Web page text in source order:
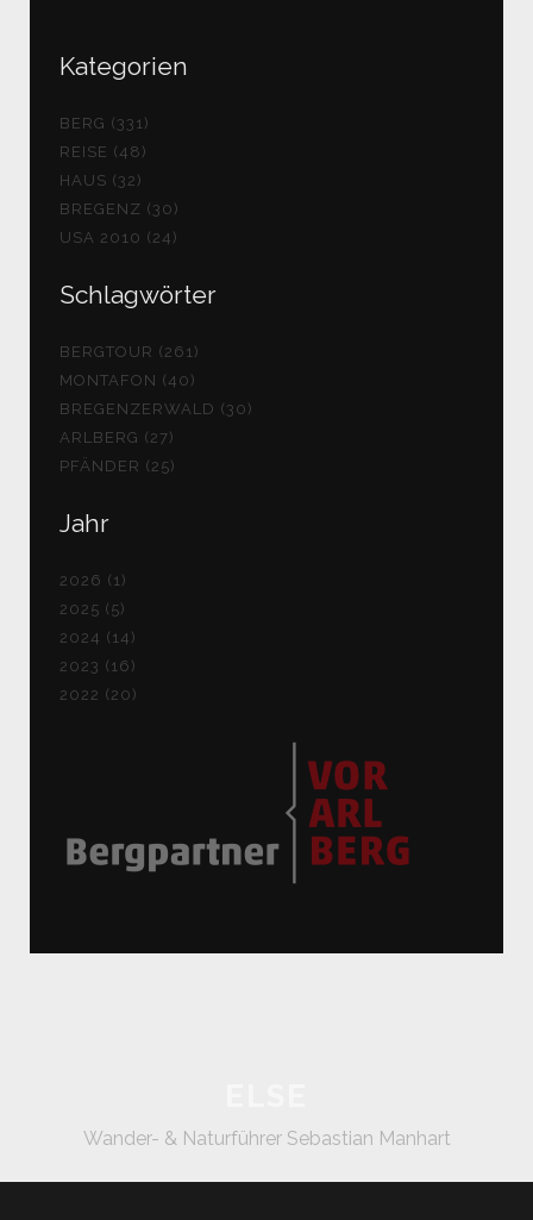
Kategorien
BERG (331)
REISE (48)
HAUS (32)
BREGENZ (30)
USA 2010 (24)
Schlagwörter
BERGTOUR (261)
MONTAFON (40)
BREGENZERWALD (30)
ARLBERG (27)
PFÄNDER (25)
Jahr
2026 (1)
2025 (5)
2024 (14)
2023 (16)
2022 (20)
Wander- & Naturführer Sebastian Manhart